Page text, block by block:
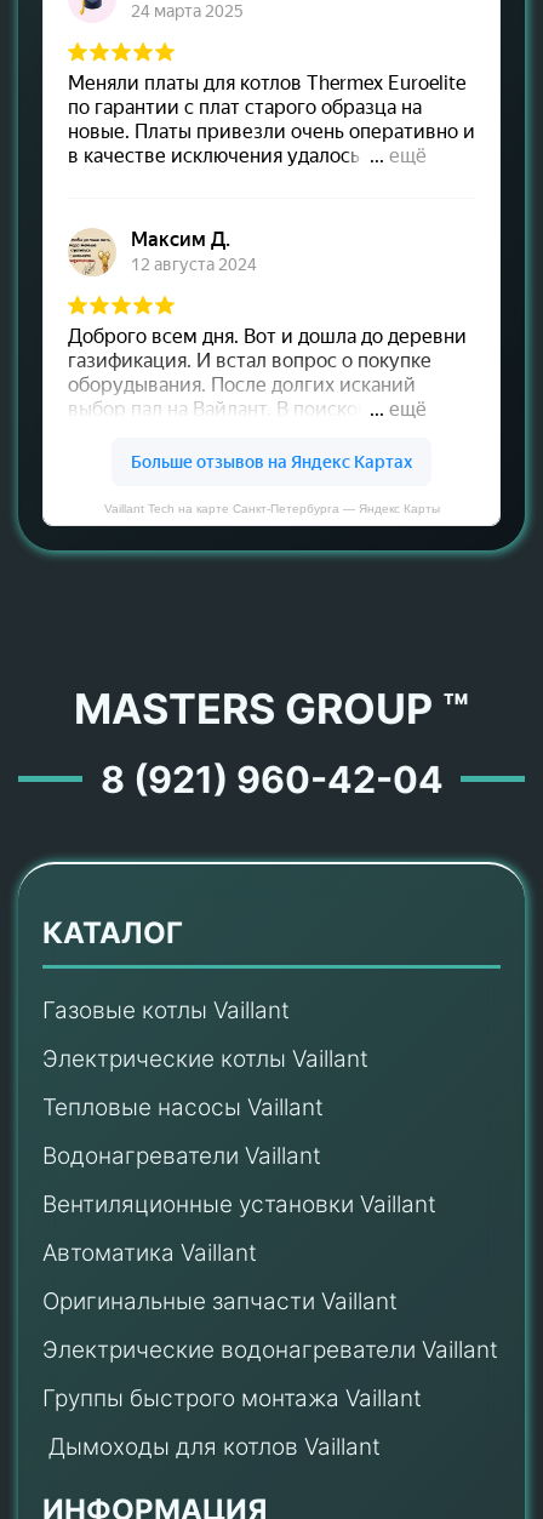
Vaillant Tech на карте Санкт‑Петербурга — Яндекс Карты
MASTERS GROUP ™
8 (921) 960-42-04
КАТАЛОГ
Газовые котлы Vaillant
Электрические котлы Vaillant
Тепловые насосы Vaillant
Водонагреватели Vaillant
Вентиляционные установки Vaillant
Автоматика Vaillant
Оригинальные запчасти Vaillant
Электрические водонагреватели Vaillant
Группы быстрого монтажа Vaillant
Дымоходы для котлов Vaillant
ИНФОРМАЦИЯ